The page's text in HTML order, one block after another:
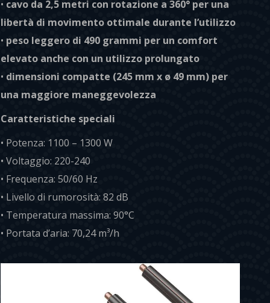
• cavo da 2,5 metri con rotazione a 360° per una
libertà di movimento ottimale durante l’utilizzo
• peso leggero di 490 grammi per un comfort
elevato anche con un utilizzo prolungato
• dimensioni compatte (245 mm x ø 49 mm) per
una maggiore maneggevolezza
Caratteristiche speciali
• Potenza: 1100 – 1300 W
• Voltaggio: 220-240
• Frequenza: 50/60 Hz
• Livello di rumorosità: 82 dB
• Temperatura massima: 90°C
• Portata d’aria: 70,24 m³/h